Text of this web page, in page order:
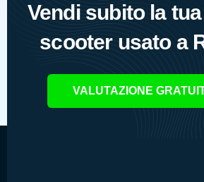
Vendi subito la
scooter usato a
VALUTAZIONE